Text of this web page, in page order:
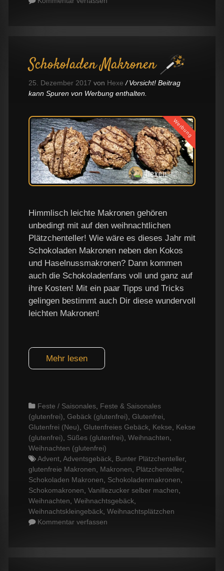
Schokoladen Makronen
25. Dezember 2017 von Hexe
Vorsicht! Beitrag
kann Spuren von Werbung enthalten.
Werbung
Himmlisch leichte Makronen gehören
unbedingt mit auf den weihnachtlichen
Plätzchenteller! Wie wäre es dieses Jahr mit
Schokoladen Makronen neben den Kokos
und Haselnussmakronen? Dann kommen
auch die Schokoladenfans voll und ganz auf
ihre Kosten! Mit ein paar Tipps und Tricks
gelingen bestimmt auch Dir diese wundervoll
leichten Makronen!
Mehr lesen
Categories
Feste / Saisonales Feste & Saisonales
(glutenfrei)
Gebäck (glutenfrei) Glutenfrei
Glutenfrei (Neu)
Glutenfreies Gebäck Kekse
Kekse
(glutenfrei)
Süßes (glutenfrei) Weihnachten
Weihnachten (glutenfrei)
Tags
Advent Adventsgebäck Bunter Plätzchenteller,
glutenfreie Makronen
Makronen Plätzchenteller,
Schokoladen Makronen
Schokoladenmakronen
Schokomakronen Vanillezucker selber machen
Weihnachten Weihnachtsgebäck
Weihnachtskleingebäck Weihnachtsplätzchen
Kommentar verfassen